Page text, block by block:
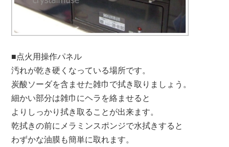
■点火用操作パネル
汚れが乾き硬くなっている場所です。
炭酸ソーダを含ませた雑巾で拭き取りましょう。
細かい部分は雑巾にヘラを絡ませると
よりしっかり拭き取ることが出来ます。
乾拭きの前にメラミンスポンジで水拭きすると
わずかな油膜も簡単に取れます。